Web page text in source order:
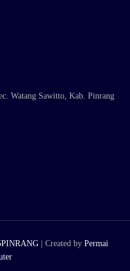
Watang Sawitto, Kab. Pinrang
| Created by Permai